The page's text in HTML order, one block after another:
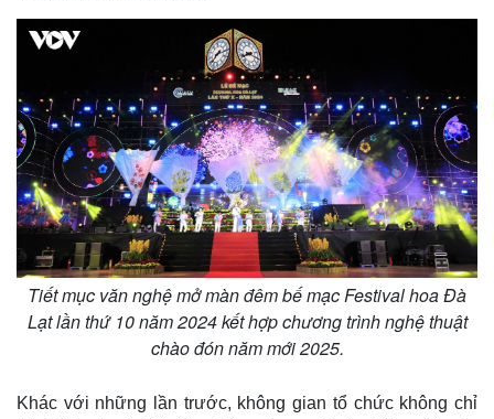
Tiết mục văn nghệ mở màn đêm bế mạc Festival hoa Đà
Lạt lần thứ 10 năm 2024 kết hợp chương trình nghệ thuật
chào đón năm mới 2025.
Khác với những lần trước, không gian tổ chức không chỉ